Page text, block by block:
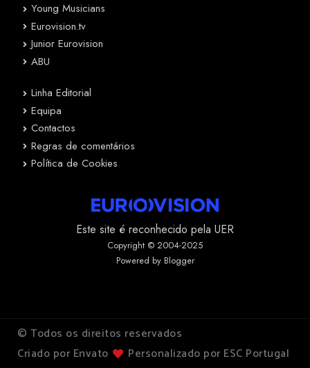
Young Musicians
Eurovision.tv
Junior Eurovision
ABU
Linha Editorial
Equipa
Contactos
Regras de comentários
Política de Cookies
Este site é reconhecido pela UER
Copyright © 2004-2025
Powered by Blogger
© Todos os direitos reservados
Criado por Envato
Personalizado por ESC Portugal